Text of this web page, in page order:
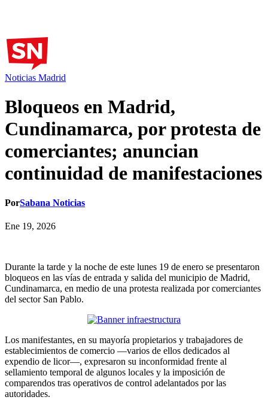
Noticias Madrid
Bloqueos en Madrid,
Cundinamarca, por protesta de
comerciantes; anuncian
continuidad de manifestaciones
PorSabana Noticias
Ene 19, 2026
Durante la tarde y la noche de este lunes 19 de enero se presentaron
bloqueos en las vías de entrada y salida del municipio de Madrid,
Cundinamarca, en medio de una protesta realizada por comerciantes
del sector San Pablo.
Los manifestantes, en su mayoría propietarios y trabajadores de
establecimientos de comercio —varios de ellos dedicados al
expendio de licor—, expresaron su inconformidad frente al
sellamiento temporal de algunos locales y la imposición de
comparendos tras operativos de control adelantados por las
autoridades.